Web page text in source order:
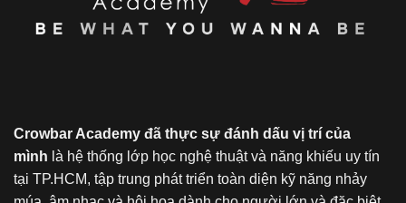
Crowbar Academy đã thực sự đánh dấu vị trí của
mình là hệ thống lớp học nghệ thuật và năng khiếu uy tín
tại TP.HCM, tập trung phát triển toàn diện kỹ năng nhảy